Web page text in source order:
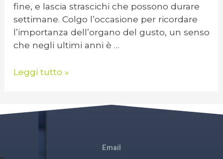
fine, e lascia strascichi che possono durare
settimane. Colgo l’occasione per ricordare
l’importanza dell’organo del gusto, un senso
che negli ultimi anni è …
Leggi tutto »
Email